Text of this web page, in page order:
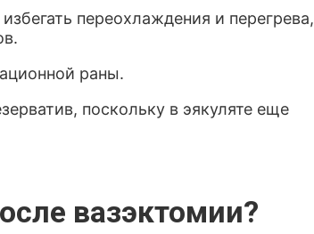
переохлаждения и перегрева,
раны.
поскольку в эякуляте еще
вазэктомии?